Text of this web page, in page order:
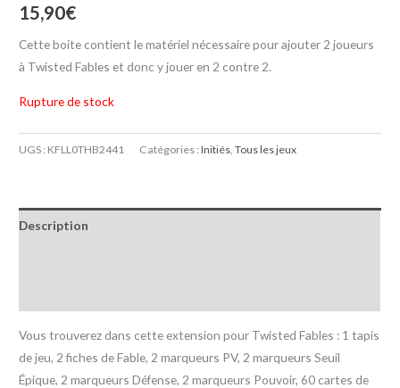
15,90€
Cette boite contient le matériel nécessaire pour ajouter 2 joueurs
à Twisted Fables et donc y jouer en 2 contre 2.
Rupture de stock
UGS : KFLL0THB2441 Catégories :Initiés ,Tous les jeux
Description
Vous trouverez dans cette extension pour Twisted Fables : 1 tapis
de jeu, 2 fiches de Fable, 2 marqueurs PV, 2 marqueurs Seuil
Épique, 2 marqueurs Défense, 2 marqueurs Pouvoir, 60 cartes de